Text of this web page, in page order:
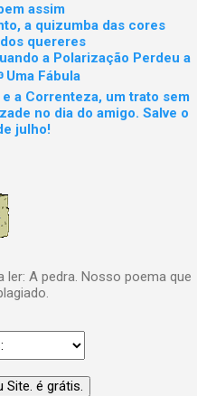
assim
a quizumba das cores
quereres
a Polarização Perdeu a
Fábula
a Correnteza, um trato sem
no dia do amigo. Salve o
julho!
ler: A pedra. Nosso poema que